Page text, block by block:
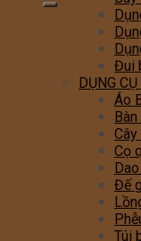
Đui
DỤNG
Áo
Cọ
Đế
Túi